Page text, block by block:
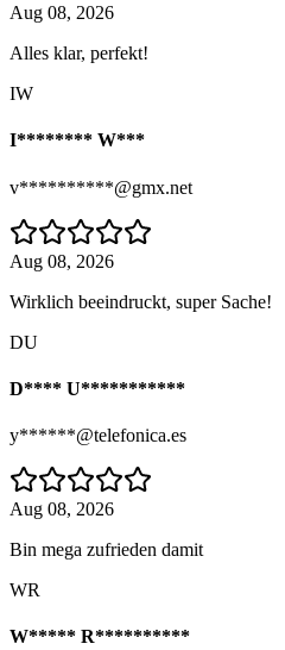
Aug 08, 2026
Alles klar, perfekt!
IW
I******** W***
v**********@gmx.net
Aug 08, 2026
Wirklich beeindruckt, super Sache!
DU
D**** U***********
y******@telefonica.es
Aug 08, 2026
Bin mega zufrieden damit
WR
W***** R**********